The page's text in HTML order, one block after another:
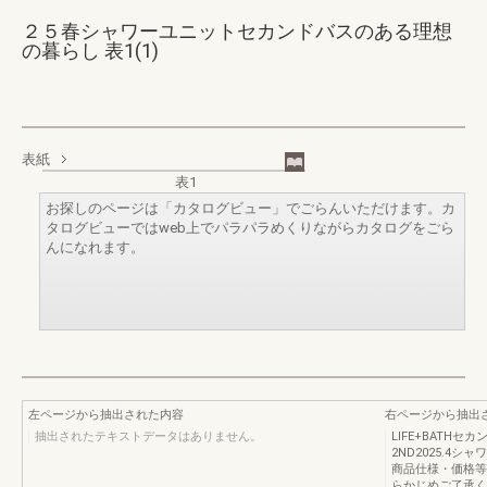
２５春シャワーユニットセカンドバスのある理想
の暮らし 表1(1)
表紙
表1
お探しのページは「カタログビュー」でごらんいただけます。カ
タログビューではweb上でパラパラめくりながらカタログをごら
んになれます。
左ページから抽出された内容
抽出されたテキストデータはありません。
右ページから抽出
LIFE+BATHセカ
2ND2025.4シャ
商品仕様・価格